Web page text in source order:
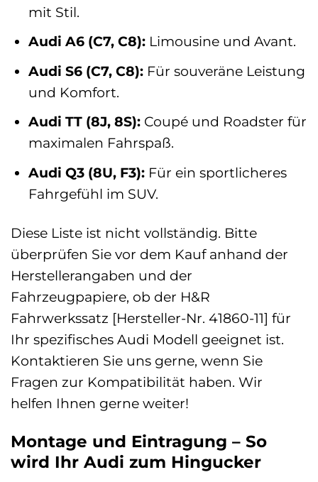
mit Stil.
Audi A6 (C7, C8):Limousine und Avant.
Audi S6 (C7, C8):Für souveräne Leistung
und Komfort.
Audi TT (8J, 8S):Coupé und Roadster für
maximalen Fahrspaß.
Audi Q3 (8U, F3):Für ein sportlicheres
Fahrgefühl im SUV.
Diese Liste ist nicht vollständig. Bitte
überprüfen Sie vor dem Kauf anhand der
Herstellerangaben und der
Fahrzeugpapiere, ob der H&R
Fahrwerkssatz [Hersteller-Nr. 41860-11] für
Ihr spezifisches Audi Modell geeignet ist.
Kontaktieren Sie uns gerne, wenn Sie
Fragen zur Kompatibilität haben. Wir
helfen Ihnen gerne weiter!
Montage und Eintragung – So
wird Ihr Audi zum Hingucker